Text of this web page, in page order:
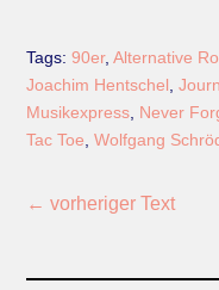
Tags:90er,Alternative
Joachim Hentschel ,
Musikexpress Never
Tac Toe ,Wolfgang
←vorheriger Text